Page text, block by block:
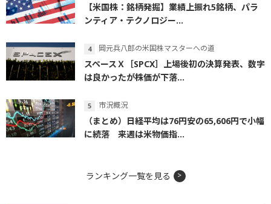
【米国株：銘柄発掘】業績上振れ5銘柄、パラ
ンティア・テクノロジー...
岡元兵八郎の米国株マスターへの道
スペースＸ［SPCX］上場後初の決算発表、数字
は良かったが株価が下落...
市況概況
（まとめ）日経平均は76円安の65,606円で小幅
に続落 来週は米物価指...
ランキング一覧を見る